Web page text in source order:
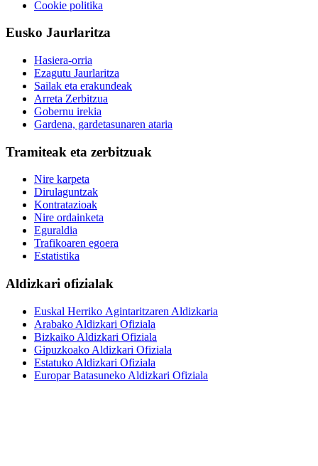
Cookie politika
Eusko Jaurlaritza
Hasiera-orria
Ezagutu Jaurlaritza
Sailak eta erakundeak
Arreta Zerbitzua
Gobernu irekia
Gardena, gardetasunaren ataria
Tramiteak eta zerbitzuak
Nire karpeta
Dirulaguntzak
Kontratazioak
Nire ordainketa
Eguraldia
Trafikoaren egoera
Estatistika
Aldizkari ofizialak
Euskal Herriko Agintaritzaren Aldizkaria
Arabako Aldizkari Ofiziala
Bizkaiko Aldizkari Ofiziala
Gipuzkoako Aldizkari Ofiziala
Estatuko Aldizkari Ofiziala
Europar Batasuneko Aldizkari Ofiziala